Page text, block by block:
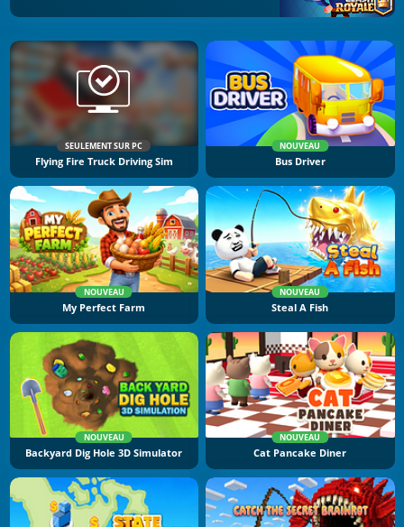
SEULEMENT SUR PC
Flying Fire Truck Driving Sim
NOUVEAU
Bus Driver
NOUVEAU
My Perfect Farm
NOUVEAU
Steal A Fish
NOUVEAU
Backyard Dig Hole 3D Simulator
NOUVEAU
Cat Pancake Diner